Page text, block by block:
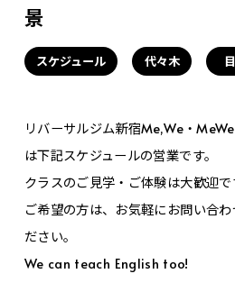
景
スケジュール 代々木
リバーサルジム新宿Me,We・
は下記スケジュールの営業です。
クラスのご見学・ご体験は大歓迎で
ご希望の方は、お気軽にお問い合
ださい。
We can teach English too!